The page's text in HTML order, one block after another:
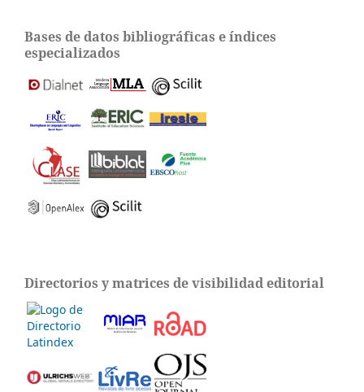
Bases de datos bibliográficas e índices
especializados
Directorios y matrices de visibilidad editorial